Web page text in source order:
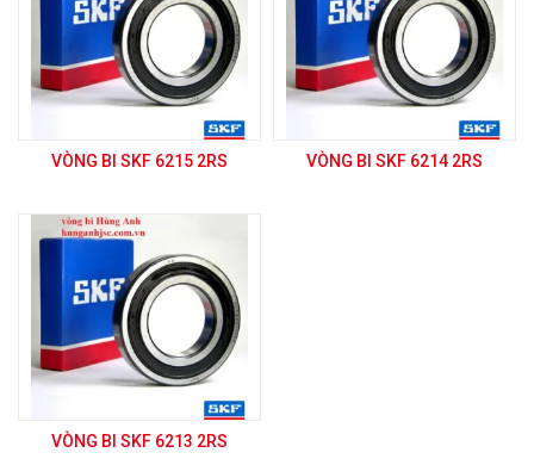
VÒNG BI SKF 6215 2RS VÒNG BI SKF 6214 2RS
VÒNG BI SKF 6213 2RS